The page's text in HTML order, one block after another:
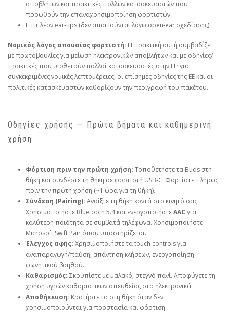
αποβλήτων και πρακτικές πολλών κατασκευαστών που
προωθούν την επαναχρησιμοποίηση φορτιστών.
Επιπλέον ear‑tips (δεν απαιτούνται λόγω open‑ear σχεδίασης).
Νομικός λόγος απουσίας φορτιστή: Η πρακτική αυτή συμβαδίζει
με πρωτοβουλίες για μείωση ηλεκτρονικών αποβλήτων και με οδηγίες/
πρακτικές που υιοθετούν πολλοί κατασκευαστές στην ΕΕ· για
συγκεκριμένες νομικές λεπτομέρειες, οι επίσημες οδηγίες της ΕΕ και οι
πολιτικές κατασκευαστών καθορίζουν την περιγραφή του πακέτου.
Οδηγίες χρήσης — Πρώτα βήματα και καθημερινή
χρήση
Φόρτιση πριν την πρώτη χρήση: Τοποθετήστε τα Buds στη
θήκη και συνδέστε τη θήκη σε φορτιστή USB‑C. Φορτίστε πλήρως
πριν την πρώτη χρήση (~1 ώρα για τη θήκη).
Σύνδεση (Pairing): Ανοίξτε τη θήκη κοντά στο κινητό σας.
Χρησιμοποιήστε Bluetooth 5.4 και ενεργοποιήστεAAC για
καλύτερη ποιότητα σε συμβατά τηλέφωνα. Χρησιμοποιήστε
Microsoft Swift Pair όπου υποστηρίζεται.
Έλεγχος αφής: Χρησιμοποιήστε τα touch controls για
αναπαραγωγή/παύση, απάντηση κλήσεων, ενεργοποίηση
φωνητικού βοηθού.
Καθαρισμός: Σκουπίστε με μαλακό, στεγνό πανί. Αποφύγετε τη
χρήση υγρών καθαριστικών απευθείας στα ηλεκτρονικά.
Αποθήκευση: Κρατήστε τα στη θήκη όταν δεν
χρησιμοποιούνται για προστασία και φόρτιση.